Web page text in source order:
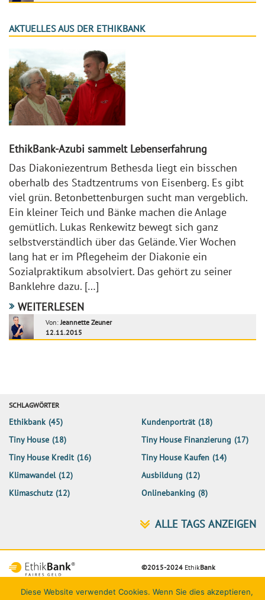
AKTUELLES AUS DER ETHIKBANK
EthikBank-Azubi sammelt Lebenserfahrung
Das Diakoniezentrum Bethesda liegt ein bisschen
oberhalb des Stadtzentrums von Eisenberg. Es gibt
viel grün. Betonbettenburgen sucht man vergeblich.
Ein kleiner Teich und Bänke machen die Anlage
gemütlich. Lukas Renkewitz bewegt sich ganz
selbstverständlich über das Gelände. Vier Wochen
lang hat er im Pflegeheim der Diakonie ein
Sozialpraktikum absolviert. Das gehört zu seiner
Banklehre dazu. […]
WEITERLESEN
Von:Jeannette Zeuner
12.11.2015
SCHLAGWÖRTER
Ethikbank (45) Kundenporträt (18)
Tiny House (18) Tiny House Finanzierung (17)
Tiny House Kredit (16) Tiny House Kaufen (14)
Klimawandel (12) Ausbildung (12)
Klimaschutz (12) Onlinebanking (8)
©2015-2024 EthikBank
Netiquette Datenschutz Impressum Kontakt
Diese Website verwendet Cookies. Wenn Sie dies akzeptieren,